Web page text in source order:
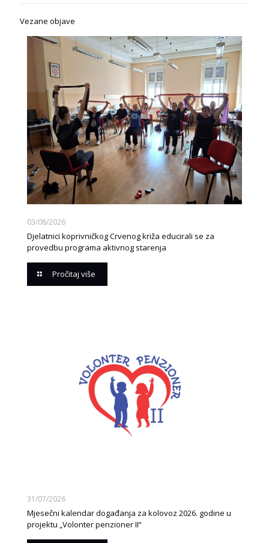
Vezane objave
03/08/2026
Djelatnici koprivničkog Crvenog križa educirali se za
provedbu programa aktivnog starenja
Pročitaj više
31/07/2026
Mjesečni kalendar događanja za kolovoz 2026. godine u
projektu „Volonter penzioner II“